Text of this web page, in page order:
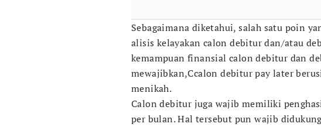
Sebagaimana diketahui, salah satu poin
alisis kelayakan calon debitur dan/atau
kemampuan finansial calon debitur dan
mewajibkan,Ccalon debitur pay later
menikah.
Calon debitur juga wajib memiliki
per bulan. Hal tersebut pun wajib